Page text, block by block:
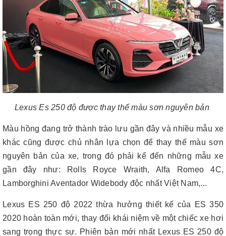
Lexus Es 250 độ được thay thế màu sơn nguyên bản
Màu hồng đang trở thành trào lưu gần đây và nhiều mẫu xe
khác cũng được chủ nhân lựa chọn để thay thế màu sơn
nguyên bản của xe, trong đó phải kể đến những mẫu xe
gần đây như: Rolls Royce Wraith, Alfa Romeo 4C,
Lamborghini Aventador Widebody độc nhất Việt Nam,...
Lexus ES 250 độ 2022 thừa hưởng thiết kế của ES 350
2020 hoàn toàn mới, thay đổi khái niệm về một chiếc xe hơi
sang trọng thực sự. Phiên bản mới nhất Lexus ES 250 độ